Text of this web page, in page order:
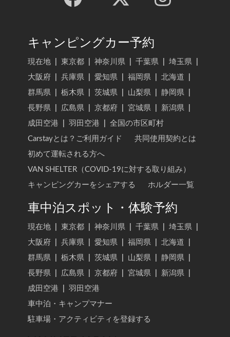
キャンピングカー予約
現在地 東京都 神奈川県 千葉県 埼玉県
大阪府
兵庫県 愛知県 福岡県 北海道
群馬県
栃木県 茨城県 山梨県 静岡県
長野県
広島県 京都府 宮城県 新潟県
成田空港
羽田空港
全国の市区町村
Carstayとは？ご利用ガイド
共同使用契約とは
初めて運転される方へ
VAN SHELTER（COVID-19に対する取り組み）
キャンピングカーをシェアする
ホルダー一覧
車中泊スポット・体験予約
現在地 東京都 神奈川県 千葉県 埼玉県
大阪府
兵庫県 愛知県 福岡県 北海道
群馬県
栃木県 茨城県 山梨県 静岡県
長野県
広島県 京都府 宮城県 新潟県
成田空港
羽田空港
車中泊・キャンプマナー
駐車場・アクティビティを登録する